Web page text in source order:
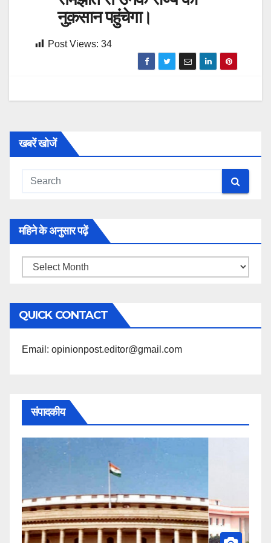
नुक़सान पहुंचेगा।
Post Views: 34
खबरें खोजें
महिने के अनुसार पढ़ें
महिने
अनुसार
पढ़ें
QUICK CONTACT
Email: opinionpost.editor@gmail.com
संपादकीय